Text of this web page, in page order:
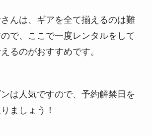
んは、ギアを全て揃えるのは難
で、ここで一度レンタルをして
るのがおすすめです。
は人気ですので、予約解禁日を
ましょう！